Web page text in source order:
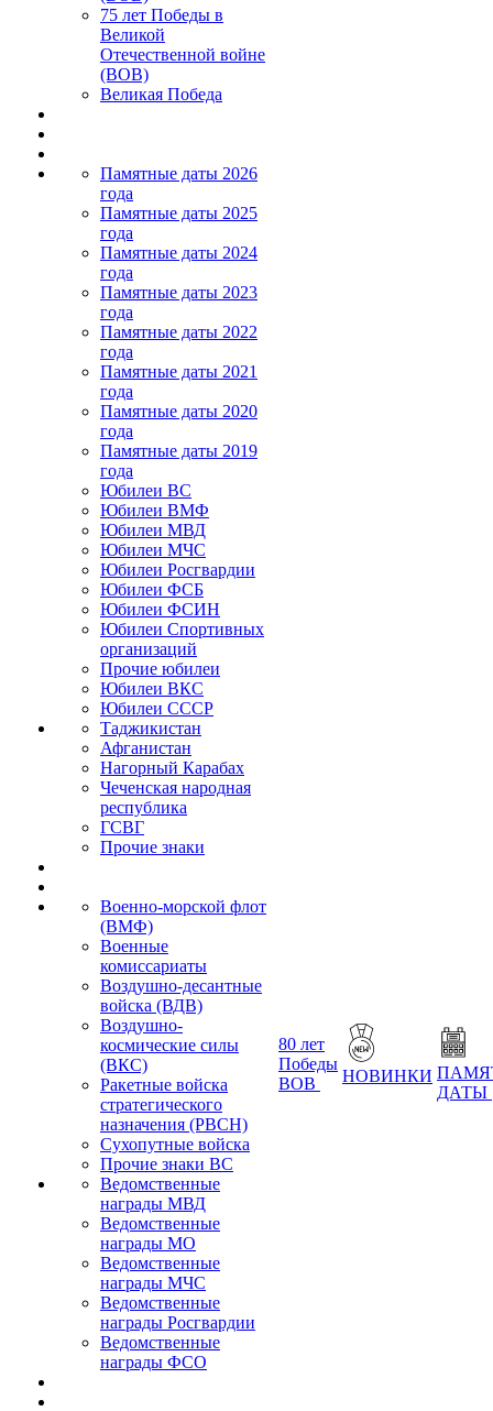
75 лет Победы в
Великой
Отечественной войне
(ВОВ)
Великая Победа
Памятные даты 2026
года
Памятные даты 2025
года
Памятные даты 2024
года
Памятные даты 2023
года
Памятные даты 2022
года
Памятные даты 2021
года
Памятные даты 2020
года
Памятные даты 2019
года
Юбилеи ВС
Юбилеи ВМФ
Юбилеи МВД
Юбилеи МЧС
Юбилеи Росгвардии
Юбилеи ФСБ
Юбилеи ФСИН
Юбилеи Спортивных
организаций
Прочие юбилеи
Юбилеи ВКС
Юбилеи СССР
Таджикистан
Афганистан
Нагорный Карабах
Чеченская народная
республика
ГСВГ
Прочие знаки
Военно-морской флот
(ВМФ)
Военные
комиссариаты
Воздушно-десантные
войска (ВДВ)
Воздушно-
космические силы
(ВКС)
Ракетные войска
стратегического
назначения (РВСН)
Сухопутные войска
Прочие знаки ВС
Ведомственные
награды МВД
Ведомственные
награды МО
Ведомственные
награды МЧС
Ведомственные
награды Росгвардии
Ведомственные
награды ФСО
80 лет
Победы
ВОВ
НОВИНКИ
ДАТЫ